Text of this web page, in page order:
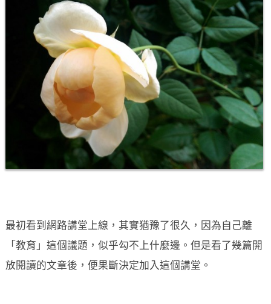
最初看到網路講堂上線，其實猶豫了很久，因為自己離
「教育」這個議題，似乎勾不上什麼邊。但是看了幾篇開
放閱讀的文章後，便果斷決定加入這個講堂。